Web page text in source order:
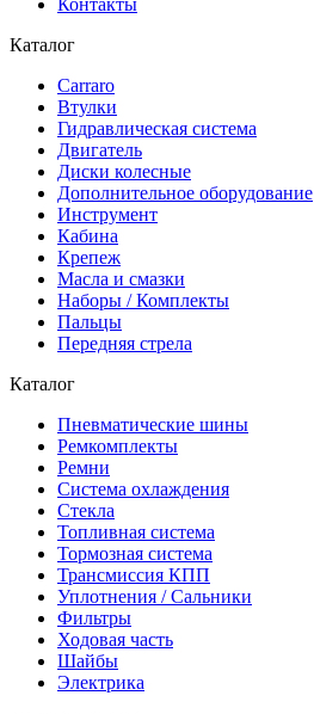
Контакты
Каталог
Carraro
Втулки
Гидравлическая система
Двигатель
Диски колесные
Дополнительное оборудование
Инструмент
Кабина
Крепеж
Масла и смазки
Наборы / Комплекты
Пальцы
Передняя стрела
Каталог
Пневматические шины
Ремкомплекты
Ремни
Система охлаждения
Стекла
Топливная система
Тормозная система
Трансмиссия КПП
Уплотнения / Сальники
Фильтры
Ходовая часть
Шайбы
Электрика